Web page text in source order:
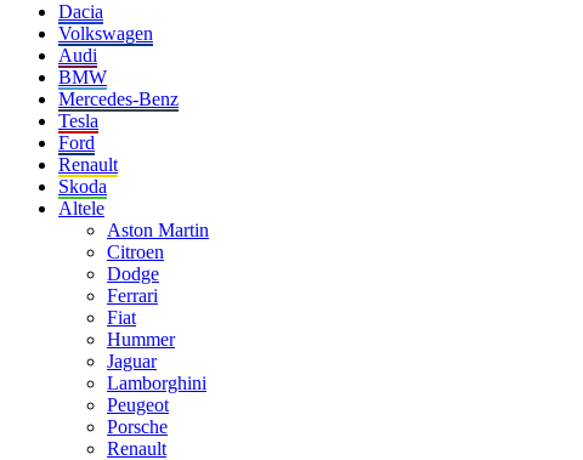
Dacia
Volkswagen
Audi
BMW
Mercedes-Benz
Tesla
Ford
Renault
Skoda
Altele
Aston Martin
Citroen
Dodge
Ferrari
Fiat
Hummer
Jaguar
Lamborghini
Peugeot
Porsche
Renault